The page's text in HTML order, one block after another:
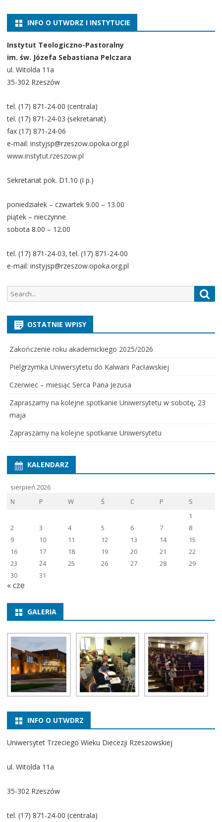
INFO O UTWDRZ I INSTYTUCIE
Instytut Teologiczno-Pastoralny
im. św. Józefa Sebastiana Pelczara
ul. Witolda 11a
35-302 Rzeszów
tel. (17) 871-24-00 (centrala)
tel. (17) 871-24-03 (sekretariat)
fax (17) 871-24-06
e-mail: instyjsp@rzeszow.opoka.org.pl
www.instytut.rzeszow.pl
Sekretariat pok. D1.10 (I p.)
poniedziałek – czwartek 9.00 – 13.00
piątek – nieczynne
sobota 8.00 – 12.00
tel. (17) 871-24-03, tel. (17) 871-24-00
e-mail: instyjsp@rzeszow.opoka.org.pl
Search
for:
OSTATNIE WPISY
Zakończenie roku akademickiego 2025/2026
Pielgrzymka Uniwersytetu do Kalwarii Pacławskiej
Czerwiec – miesiąc Serca Pana Jezusa
Zapraszamy na kolejne spotkanie Uniwersytetu w sobotę, 23
maja
Zapraszamy na kolejne spotkanie Uniwersytetu
KALENDARZ
sierpień 2026
N
P W Ś C P
S
1
2
3 4 5 6 7
8
9
10 11 12 13 14
15
16
17 18 19 20 21
22
23
24 25 26 27 28
29
30
31
« cze
GALERIA
INFO O UTWDRZ
Uniwersytet Trzeciego Wieku Diecezji Rzeszowskiej
ul. Witolda 11a
35-302 Rzeszów
tel. (17) 871-24-00 (centrala)